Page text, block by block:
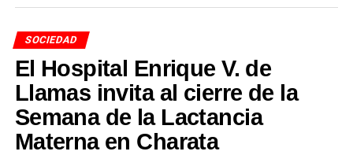
reflejan el compromiso de los trabajadores municipales,
que responden con responsabilidad ante cada situación
para brindar soluciones y cuidar a toda la comunidad de
Charata .
Másnoticias de CharataenCharataChaco.Net.
SOCIEDAD
El Hospital Enrique V. de
Llamas invita al cierre de la
Semana de la Lactancia
Materna en Charata